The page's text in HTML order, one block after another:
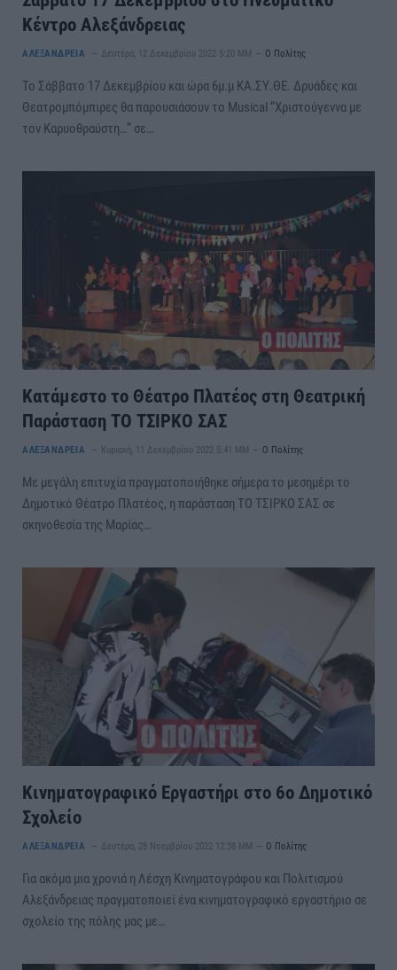
Κέντρο Αλεξάνδρειας
ΑΛΕΞΑΝΔΡΕΙΑ Δευτέρα, 12 Δεκεμβρίου 2022 5:20 ΜΜ Ο Πολίτης
To Σάββατο 17 Δεκεμβρίου και ώρα 6μ.μ ΚΑ.ΣΥ.ΘΕ. Δρυάδες και
Θεατρομπόμπιρες θα παρουσιάσουν το Musical “Χριστούγεννα με
τον Καρυοθραύστη…” σε…
Κατάμεστο το Θέατρο Πλατέος στη Θεατρική
Παράσταση ΤΟ ΤΣΙΡΚΟ ΣΑΣ
ΑΛΕΞΑΝΔΡΕΙΑ Κυριακή, 11 Δεκεμβρίου 2022 5:41 ΜΜ Ο Πολίτης
Με μεγάλη επιτυχία πραγματοποιήθηκε σήμερα το μεσημέρι το
Δημοτικό Θέατρο Πλατέος, η παράσταση ΤΟ ΤΣΙΡΚΟ ΣΑΣ σε
σκηνοθεσία της Μαρίας…
Κινηματογραφικό Εργαστήρι στο 6ο Δημοτικό
Σχολείο
ΑΛΕΞΑΝΔΡΕΙΑ Δευτέρα, 28 Νοεμβρίου 2022 12:38 ΜΜ Ο Πολίτης
Για ακόμα μια χρονιά η Λέσχη Κινηματογράφου και Πολιτισμού
Αλεξάνδρειας πραγματοποιεί ένα κινηματογραφικό εργαστήριο σε
σχολείο της πόλης μας με…